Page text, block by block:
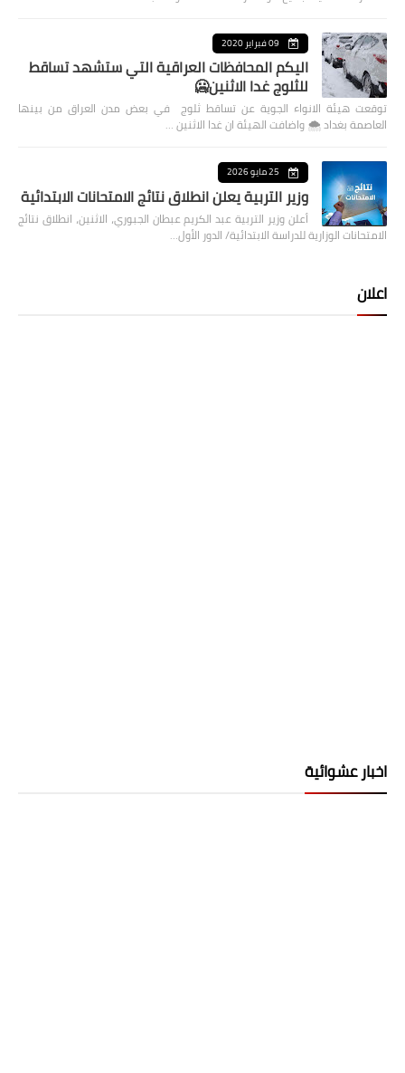
09 فبراير 2020
اليكم المحافظات العراقية التي ستشهد تساقط
للثلوج غدا الاثنين🥶
توقعت هيئة الانواء الجوية عن تساقط ثلوج في بعض مدن العراق من بينها
العاصمة بغداد ⁦🌨️⁩ واضافت الهيئة ان غدا الاثنين …
25 مايو 2026
وزير التربية يعلن انطلاق نتائج الامتحانات الابتدائية
أعلن وزير التربية عبد الكريم عبطان الجبوري، الاثنين، انطلاق نتائج
الامتحانات الوزارية للدراسة الابتدائية/ الدور الأول…
اعلان
اخبار عشوائية